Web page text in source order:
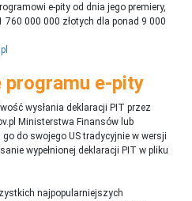
e-pity od dnia jego premiery,
000 000 złotych dla ponad 9 000
programu e-pity
wysłania deklaracji PIT przez
Ministerstwa Finansów lub
do swojego US tradycyjnie w wersji
wypełnionej deklaracji PIT w pliku
najpopularniejszych